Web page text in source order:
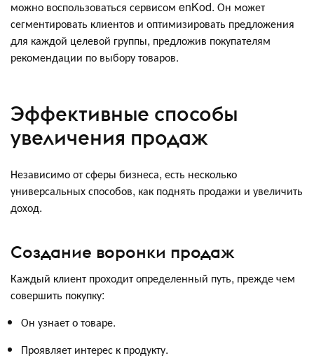
можно воспользоваться сервисом enKod. Он может
сегментировать клиентов и оптимизировать предложения
для каждой целевой группы, предложив покупателям
рекомендации по выбору товаров.
Эффективные способы
увеличения продаж
Независимо от сферы бизнеса, есть несколько
универсальных способов, как поднять продажи и увеличить
доход.
Создание воронки продаж
Каждый клиент проходит определенный путь, прежде чем
совершить покупку:
Он узнает о товаре.
Проявляет интерес к продукту.